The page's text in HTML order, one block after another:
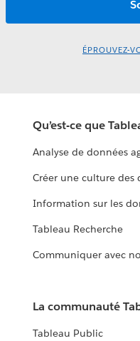
ÉPROUVEZ-
Qu’est-ce que
Analyse de données
Créer une culture des
Information sur les
Tableau Recherche
Communiquer avec
La communauté
Tableau Public